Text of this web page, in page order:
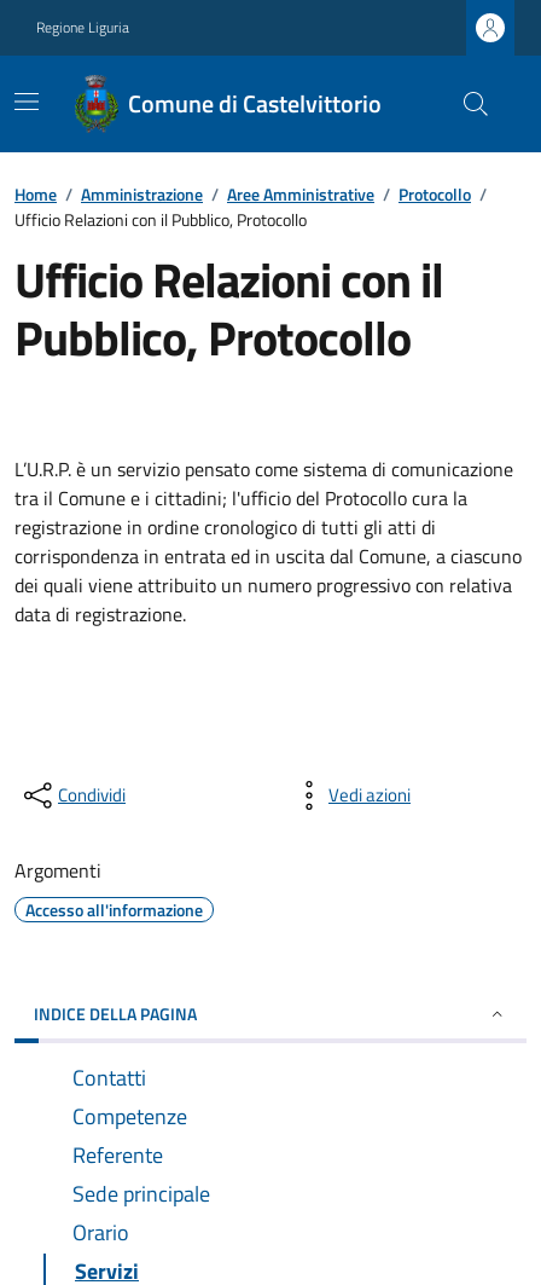
Regione Liguria
Comune di Castelvittorio
Home / Amministrazione / Aree Amministrative / Protocollo /
Ufficio Relazioni con il Pubblico, Protocollo
Ufficio Relazioni con il
Pubblico, Protocollo
L’U.R.P. è un servizio pensato come sistema di comunicazione
tra il Comune e i cittadini; l'ufficio del Protocollo cura la
registrazione in ordine cronologico di tutti gli atti di
corrispondenza in entrata ed in uscita dal Comune, a ciascuno
dei quali viene attribuito un numero progressivo con relativa
data di registrazione.
Condividi Vedi azioni
Argomenti
Accesso all'informazione
INDICE DELLA PAGINA
Contatti
Competenze
Referente
Sede principale
Orario
Servizi